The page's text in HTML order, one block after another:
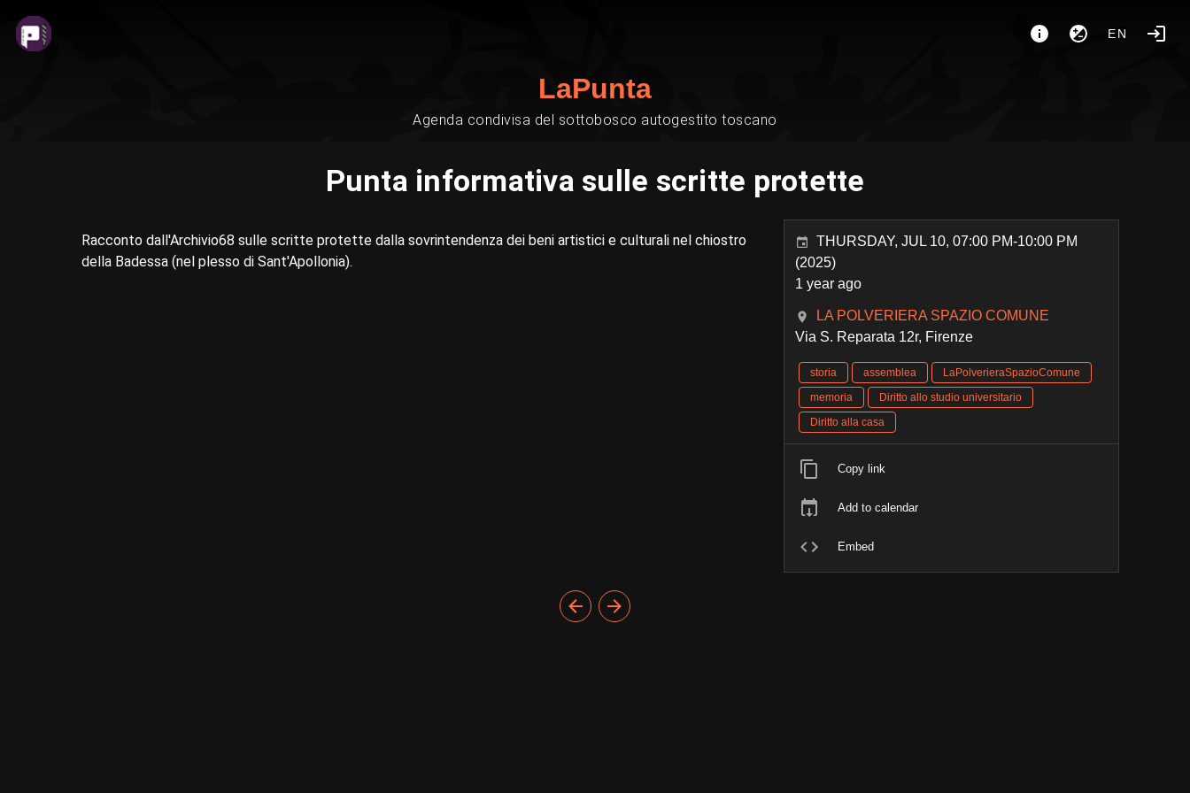
EN
LaPunta
Agenda condivisa del sottobosco autogestito toscano
Punta informativa sulle scritte protette
Racconto dall'Archivio68 sulle scritte protette dalla sovrintendenza dei beni artistici e culturali nel chiostro
della Badessa (nel plesso di Sant'Apollonia).
THURSDAY, JUL 10, 07:00 PM-10:00 PM
(2025)
1 year ago
LA POLVERIERA SPAZIO COMUNE
Via S. Reparata 12r, Firenze
storia assemblea
LaPolverieraSpazioComune
memoria
Diritto allo studio universitario
Diritto alla casa
Copy link
Add to calendar
Embed